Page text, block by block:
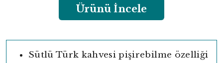
Ürünü İncele
Sütlü Türk kahvesi pişirebilme özelliği